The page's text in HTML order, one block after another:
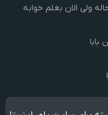
ولی الان بغلم خوابه